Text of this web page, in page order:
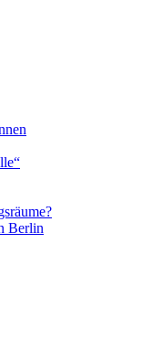
Berlin